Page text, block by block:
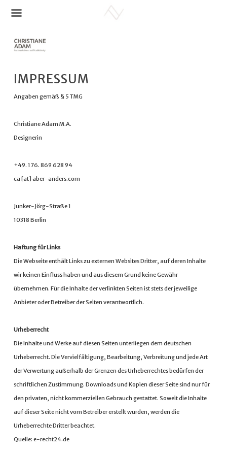
Springe
zum
IMPRESSUM
Angaben gemäß § 5 TMG
Christiane Adam M.A.
Designerin
+49. 176. 869 628 94
ca [at] aber-anders.com
Junker-Jörg-Straße 1
10318 Berlin
Haftung für Links
Die Webseite enthält Links zu externen Websites Dritter, auf deren Inhalte
wir keinen Einfluss haben und aus diesem Grund keine Gewähr
übernehmen. Für die Inhalte der verlinkten Seiten ist stets der jeweilige
Anbieter oder Betreiber der Seiten verantwortlich.
Urheberrecht
Die Inhalte und Werke auf diesen Seiten unterliegen dem deutschen
Urheberrecht. Die Vervielfältigung, Bearbeitung, Verbreitung und jede Art
der Verwertung außerhalb der Grenzen des Urheberrechtes bedürfen der
schriftlichen Zustimmung. Downloads und Kopien dieser Seite sind nur für
den privaten, nicht kommerziellen Gebrauch gestattet. Soweit die Inhalte
auf dieser Seite nicht vom Betreiber erstellt wurden, werden die
Urheberrechte Dritter beachtet.
Quelle: e-recht24.de